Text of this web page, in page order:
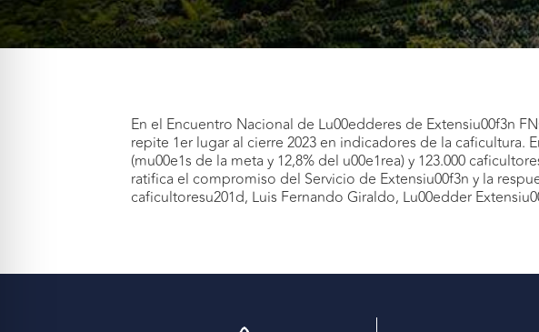
En el Encuentro Nacional de Lu00edderes de Extensiu00f3n
repite 1er lugar al cierre 2023 en indicadores de la caficultura.
(mu00e1s de la meta y 12,8% del u00e1rea) y 123.000
ratifica el compromiso del Servicio de Extensiu00f3n y la
caficultoresu201d, Luis Fernando Giraldo, Lu00edder